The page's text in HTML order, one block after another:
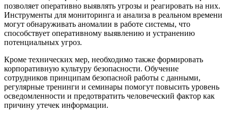
позволяет оперативно выявлять угрозы и реагировать на них.
Инструменты для мониторинга и анализа в реальном времени
могут обнаруживать аномалии в работе системы, что
способствует оперативному выявлению и устранению
потенциальных угроз.
Кроме технических мер, необходимо также формировать
корпоративную культуру безопасности. Обучение
сотрудников принципам безопасной работы с данными,
регулярные тренинги и семинары помогут повысить уровень
осведомленности и предотвратить человеческий фактор как
причину утечек информации.